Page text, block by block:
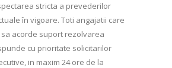
stricta a prevederilor
în vigoare. Toti angajatii care
acorde suport rezolvarea
cu prioritate solicitarilor
in maxim 24 ore de la